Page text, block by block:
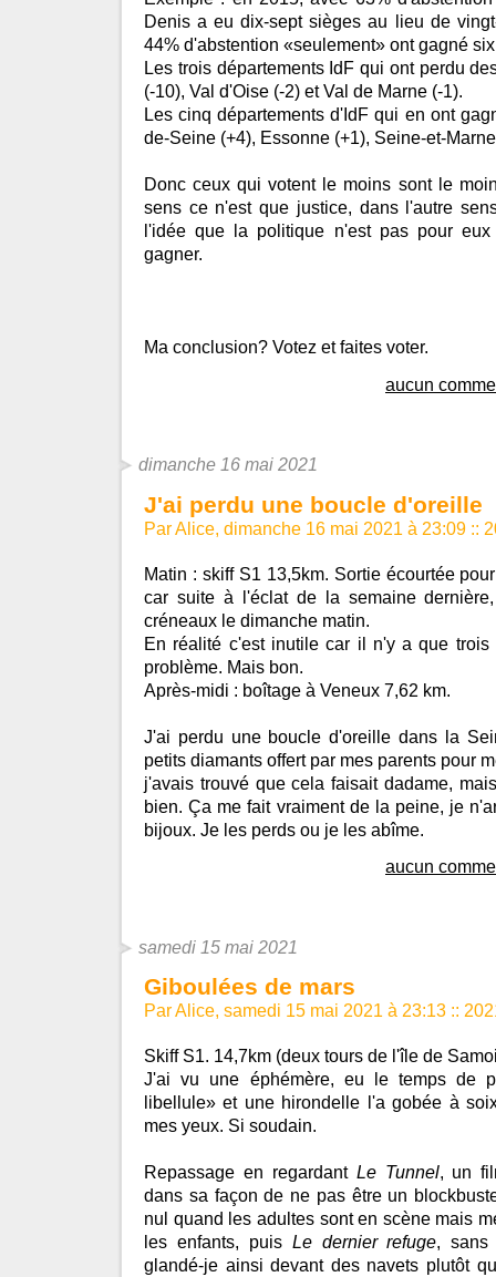
Denis a eu dix-sept sièges au lieu de
44% d'abstention «seulement» ont gagné
Les trois départements IdF qui ont perdu
(-10), Val d'Oise (-2) et Val de Marne (-1).
Les cinq départements d'IdF qui en ont
de-Seine (+4), Essonne (+1), Seine-et-
Donc ceux qui votent le moins sont le
sens ce n'est que justice, dans l'autre
l'idée que la politique n'est pas pour
gagner.
Ma conclusion? Votez et faites voter.
aucun
dimanche 16 mai 2021
J'ai perdu une boucle d'oreille
Par Alice, dimanche 16 mai 2021 à 23:09 ::
Matin : skiff S1 13,5km. Sortie écourtée
car suite à l'éclat de la semaine
créneaux le dimanche matin.
En réalité c'est inutile car il n'y a que trois
problème. Mais bon.
Après-midi : boîtage à Veneux 7,62 km.
J'ai perdu une boucle d'oreille dans la
petits diamants offert par mes parents pour
j'avais trouvé que cela faisait dadame,
bien. Ça me fait vraiment de la peine, je
bijoux. Je les perds ou je les abîme.
aucun
samedi 15 mai 2021
Giboulées de mars
Par Alice, samedi 15 mai 2021 à 23:13 ::
Skiff S1. 14,7km (deux tours de l'île de
J'ai vu une éphémère, eu le temps de
libellule» et une hirondelle l'a gobée à
mes yeux. Si soudain.
Repassage en regardant Le Tunnel, un
dans sa façon de ne pas être un
nul quand les adultes sont en scène mais
les enfants, puis Le dernier refuge, sans
glandé-je ainsi devant des navets plutôt